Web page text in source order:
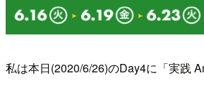
私は本日(2020/6/26)のDay4に「実践